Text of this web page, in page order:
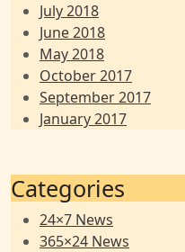
July 2018
June 2018
May 2018
October 2017
September 2017
January 2017
Categories
24×7 News
365×24 News